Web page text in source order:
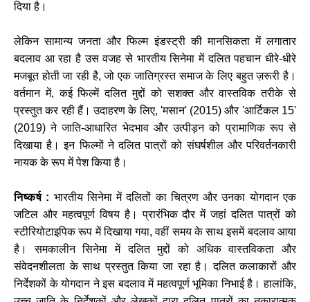
दिया है।
लेकिन सामान्य जनता और फिल्म इंडस्ट्री की मानसिकता में लगातार
बदलाव आ रहा है उस वजह से भारतीय सिनेमा में दलित पहचान धीरे-धीरे
मजबूत होती जा रही है, जो एक जातिग्रस्त समाज के लिए बहुत ज़रूरी है।
वर्तमान में, कई फिल्में दलित मुद्दों को सशक्त और वास्तविक तरीके से
प्रस्तुत कर रही हैं। उदाहरण के लिए, 'मसान' (2015) और 'आर्टिकल 15'
(2019) ने जाति-आधारित भेदभाव और उत्पीड़न को प्रामाणिक रूप से
दिखाया है। इन फिल्मों ने दलित पात्रों को संघर्षशील और परिवर्तनकारी
नायक के रूप में पेश किया है।
निष्कर्ष : भारतीय सिनेमा में दलितों का चित्रण और उनका योगदान एक
जटिल और महत्वपूर्ण विषय है। प्रारंभिक दौर में जहां दलित पात्रों को
स्टीरियोटाइपिक रूप में दिखाया गया, वहीं समय के साथ इसमें बदलाव आया
है। समकालीन सिनेमा में दलित मुद्दों को अधिक वास्तविकता और
संवेदनशीलता के साथ प्रस्तुत किया जा रहा है। दलित कलाकारों और
निर्देशकों के योगदान ने इस बदलाव में महत्वपूर्ण भूमिका निभाई है। हालांकि,